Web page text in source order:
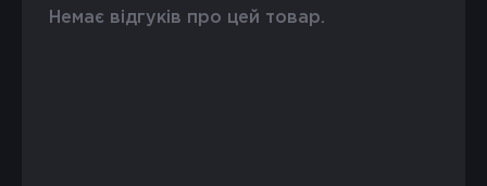
Немає відгуків про цей товар.